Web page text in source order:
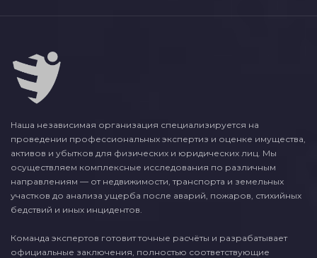
Наша независимая организация специализируется на
проведении профессиональных экспертиз и оценке имущества,
активов и убытков для физических и юридических лиц. Мы
осуществляем комплексные исследования по различным
направлениям — от недвижимости, транспорта и земельных
участков до анализа ущерба после аварий, пожаров, стихийных
бедствий и иных инцидентов.
Команда экспертов готовит точные расчёты и разрабатывает
официальные заключения, полностью соответствующие